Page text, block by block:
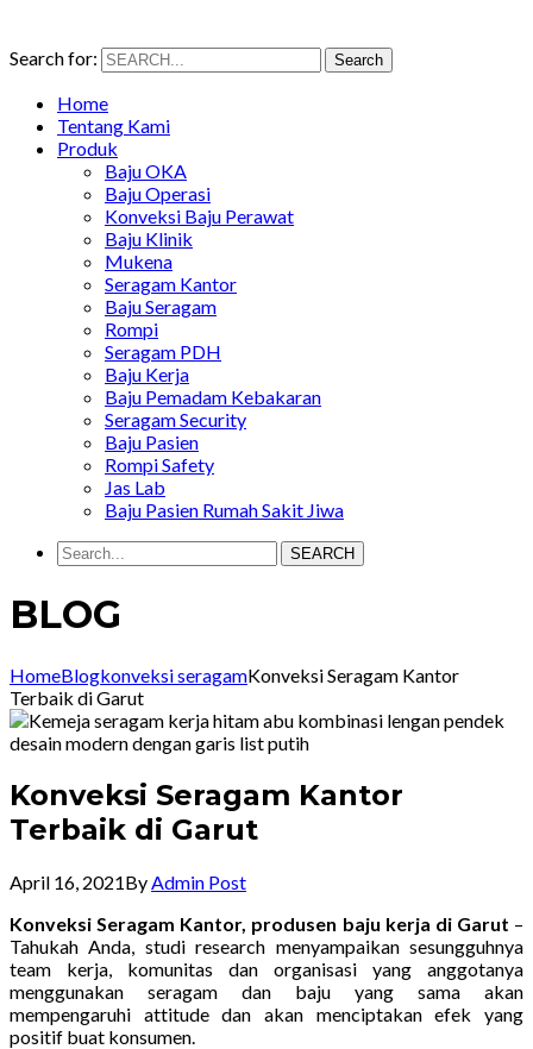
Search for: Search
Home
Tentang Kami
Produk
Baju OKA
Baju Operasi
Konveksi Baju Perawat
Baju Klinik
Mukena
Seragam Kantor
Baju Seragam
Rompi
Seragam PDH
Baju Kerja
Baju Pemadam Kebakaran
Seragam Security
Baju Pasien
Rompi Safety
Jas Lab
Baju Pasien Rumah Sakit Jiwa
SEARCH
BLOG
HomeBlogkonveksi seragamKonveksi Seragam Kantor
Terbaik di Garut
Konveksi Seragam Kantor
Terbaik di Garut
April 16, 2021By Admin Post
Konveksi Seragam Kantor, produsen baju kerja di Garut –
Tahukah Anda, studi research menyampaikan sesungguhnya
team kerja, komunitas dan organisasi yang anggotanya
menggunakan seragam dan baju yang sama akan
mempengaruhi attitude dan akan menciptakan efek yang
positif buat konsumen.